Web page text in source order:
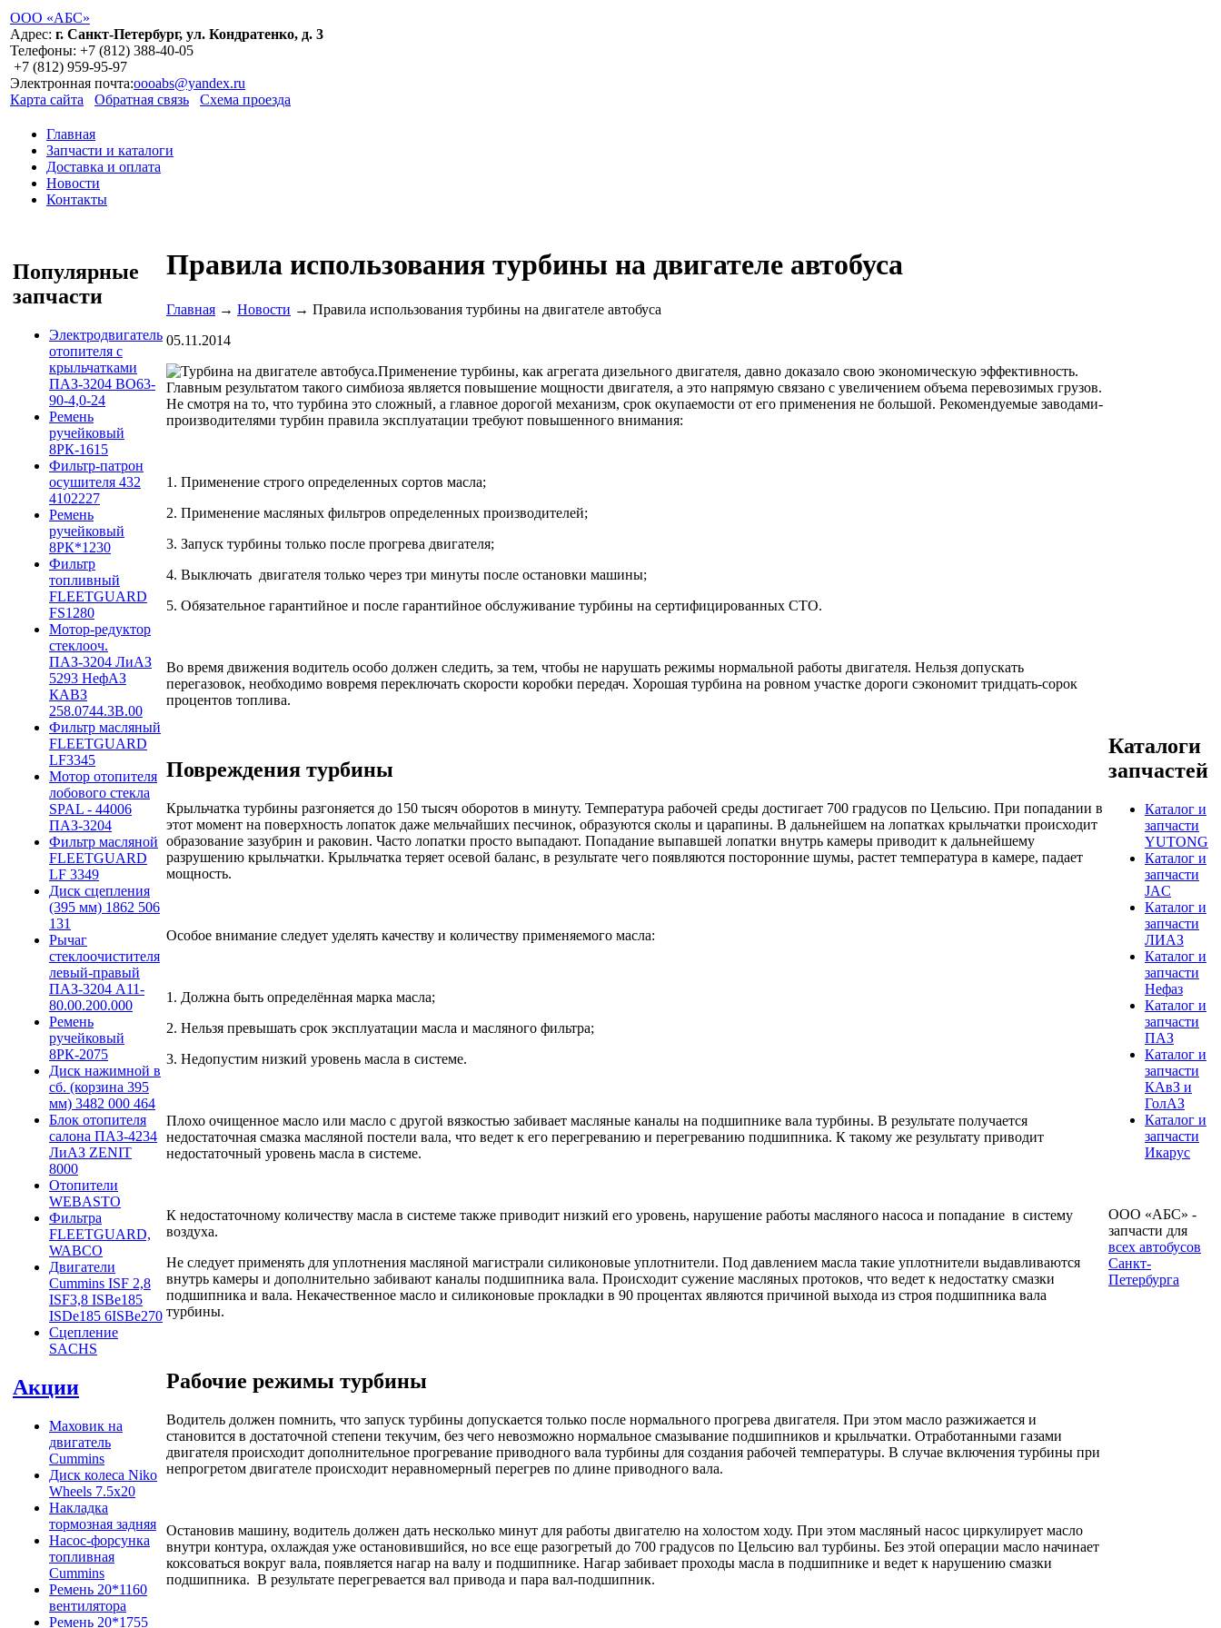
ООО «АБС»
Адрес: г. Санкт-Петербург, ул. Кондратенко, д. 3
Телефоны: +7 (812) 388-40-05
+7 (812) 959-95-97
Электронная почта:oooabs@yandex.ru
Карта сайта
Обратная связь Схема проезда
Главная
Запчасти и каталоги
Доставка и оплата
Новости
Контакты
Популярные
запчасти
Электродвигатель
отопителя с
крыльчатками
ПАЗ-3204 ВО63-
90-4,0-24
Ремень
ручейковый
8РК-1615
Фильтр-патрон
осушителя 432
4102227
Ремень
ручейковый
8РК*1230
Фильтр
топливный
FLEETGUARD
FS1280
Мотор-редуктор
стеклооч.
ПАЗ-3204 ЛиАЗ
5293 НефАЗ
КАВЗ
258.0744.3B.00
Фильтр масляный
FLEETGUARD
LF3345
Мотор отопителя
лобового стекла
SPAL - 44006
ПАЗ-3204
Фильтр масляной
FLEETGUARD
LF 3349
Диск сцепления
(395 мм) 1862 506
131
Рычаг
стеклоочистителя
левый-правый
ПАЗ-3204 А11-
80.00.200.000
Ремень
ручейковый
8РК-2075
Диск нажимной в
сб. (корзина 395
мм) 3482 000 464
Блок отопителя
салона ПАЗ-4234
ЛиАЗ ZENIT
8000
Отопители
WEBASTO
Фильтра
FLEETGUARD,
WABCO
Двигатели
Cummins ISF 2,8
ISF3,8 ISBe185
ISDe185 6ISBe270
Сцепление
SACHS
Акции
Маховик на
двигатель
Cummins
Диск колеса Niko
Wheels 7.5x20
Накладка
тормозная задняя
Насос-форсунка
топливная
Cummins
Ремень 20*1160
вентилятора
Ремень 20*1755
Правила использования турбины на двигателе автобуса
Главная → Новости → Правила использования турбины на двигателе автобуса
05.11.2014
Применение турбины, как агрегата дизельного двигателя, давно доказало свою экономическую эффективность.
Главным результатом такого симбиоза является повышение мощности двигателя, а это напрямую связано с увеличением объема перевозимых грузов.
Не смотря на то, что турбина это сложный, а главное дорогой механизм, срок окупаемости от его применения не большой. Рекомендуемые заводами-
производителями турбин правила эксплуатации требуют повышенного внимания:
1. Применение строго определенных сортов масла;
2. Применение масляных фильтров определенных производителей;
3. Запуск турбины только после прогрева двигателя;
4. Выключать двигателя только через три минуты после остановки машины;
5. Обязательное гарантийное и после гарантийное обслуживание турбины на сертифицированных СТО.
Во время движения водитель особо должен следить, за тем, чтобы не нарушать режимы нормальной работы двигателя. Нельзя допускать
перегазовок, необходимо вовремя переключать скорости коробки передач. Хорошая турбина на ровном участке дороги сэкономит тридцать-сорок
процентов топлива.
Повреждения турбины
Крыльчатка турбины разгоняется до 150 тысяч оборотов в минуту. Температура рабочей среды достигает 700 градусов по Цельсию. При попадании в
этот момент на поверхность лопаток даже мельчайших песчинок, образуются сколы и царапины. В дальнейшем на лопатках крыльчатки происходит
образование зазубрин и раковин. Часто лопатки просто выпадают. Попадание выпавшей лопатки внутрь камеры приводит к дальнейшему
разрушению крыльчатки. Крыльчатка теряет осевой баланс, в результате чего появляются посторонние шумы, растет температура в камере, падает
мощность.
Особое внимание следует уделять качеству и количеству применяемого масла:
1. Должна быть определённая марка масла;
2. Нельзя превышать срок эксплуатации масла и масляного фильтра;
3. Недопустим низкий уровень масла в системе.
Плохо очищенное масло или масло с другой вязкостью забивает масляные каналы на подшипнике вала турбины. В результате получается
недостаточная смазка масляной постели вала, что ведет к его перегреванию и перегреванию подшипника. К такому же результату приводит
недостаточный уровень масла в системе.
К недостаточному количеству масла в системе также приводит низкий его уровень, нарушение работы масляного насоса и попадание в систему
воздуха.
Не следует применять для уплотнения масляной магистрали силиконовые уплотнители. Под давлением масла такие уплотнители выдавливаются
внутрь камеры и дополнительно забивают каналы подшипника вала. Происходит сужение масляных протоков, что ведет к недостатку смазки
подшипника и вала. Некачественное масло и силиконовые прокладки в 90 процентах являются причиной выхода из строя подшипника вала
турбины.
Рабочие режимы турбины
Водитель должен помнить, что запуск турбины допускается только после нормального прогрева двигателя. При этом масло разжижается и
становится в достаточной степени текучим, без чего невозможно нормальное смазывание подшипников и крыльчатки. Отработанными газами
двигателя происходит дополнительное прогревание приводного вала турбины для создания рабочей температуры. В случае включения турбины при
непрогретом двигателе происходит неравномерный перегрев по длине приводного вала.
Остановив машину, водитель должен дать несколько минут для работы двигателю на холостом ходу. При этом масляный насос циркулирует масло
внутри контура, охлаждая уже остановившийся, но все еще разогретый до 700 градусов по Цельсию вал турбины. Без этой операции масло начинает
коксоваться вокруг вала, появляется нагар на валу и подшипнике. Нагар забивает проходы масла в подшипнике и ведет к нарушению смазки
подшипника. В результате перегревается вал привода и пара вал-подшипник.
Каталоги
запчастей
Каталог и
запчасти
YUTONG
Каталог и
запчасти
JAC
Каталог и
запчасти
ЛИАЗ
Каталог и
запчасти
Нефаз
Каталог и
запчасти
ПАЗ
Каталог и
запчасти
КАвЗ и
ГолАЗ
Каталог и
запчасти
Икарус
ООО «АБС» -
запчасти для
всех автобусов
Санкт-
Петербурга